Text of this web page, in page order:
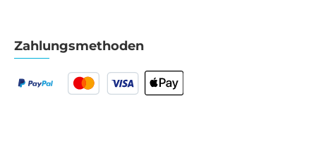
Zahlungsmethoden